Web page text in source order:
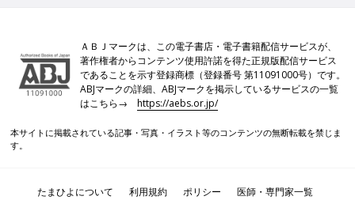
ＡＢＪマークは、この電子書店・電子書籍配信サービスが、
著作権者からコンテンツ使用許諾を得た正規版配信サービス
であることを示す登録商標（登録番号 第11091000号）です。
ABJマークの詳細、ABJマークを掲示しているサービスの一覧
はこちら→https://aebs.or.jp/
本サイトに掲載されている記事・写真・イラスト等のコンテンツの無断転載を禁じま
す。
たまひよについて 利用規約 ポリシー 医師・専門家一覧